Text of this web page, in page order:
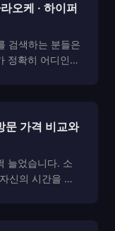
오케 · 하이퍼
검색하는 분들은
정확히 어디인
문 가격 비교와
늘었습니다. 소
신의 시간을 즐